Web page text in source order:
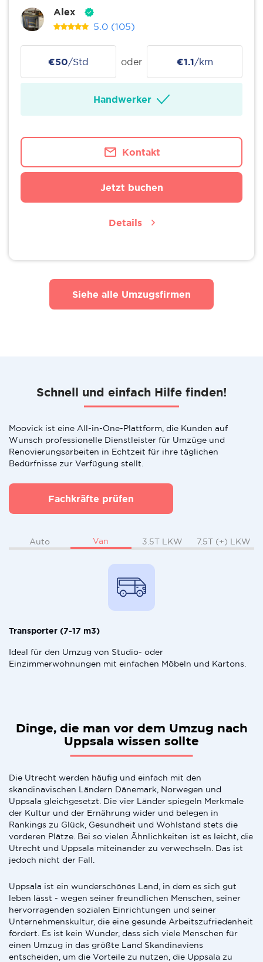
Alex
5.0 (105)
€50/Std oder €1.1/km
Handwerker
Kontakt
Jetzt buchen
Details
Siehe alle Umzugsfirmen
Schnell und einfach Hilfe finden!
Moovick ist eine All-in-One-Plattform, die Kunden auf
Wunsch professionelle Dienstleister für Umzüge und
Renovierungsarbeiten in Echtzeit für ihre täglichen
Bedürfnisse zur Verfügung stellt.
Fachkräfte prüfen
Auto Van 3.5T LKW 7.5T (+) LKW
Transporter (7-17 m3)
Ideal für den Umzug von Studio- oder
Einzimmerwohnungen mit einfachen Möbeln und Kartons.
Dinge, die man vor dem Umzug nach
Uppsala wissen sollte
Die Utrecht werden häufig und einfach mit den
skandinavischen Ländern Dänemark, Norwegen und
Uppsala gleichgesetzt. Die vier Länder spiegeln Merkmale
der Kultur und der Ernährung wider und belegen in
Rankings zu Glück, Gesundheit und Wohlstand stets die
vorderen Plätze. Bei so vielen Ähnlichkeiten ist es leicht, die
Utrecht und Uppsala miteinander zu verwechseln. Das ist
jedoch nicht der Fall.
Uppsala ist ein wunderschönes Land, in dem es sich gut
leben lässt - wegen seiner freundlichen Menschen, seiner
hervorragenden sozialen Einrichtungen und seiner
Unternehmenskultur, die eine gesunde Arbeitszufriedenheit
fördert. Es ist kein Wunder, dass sich viele Menschen für
einen Umzug in das größte Land Skandinaviens
entscheiden, um die Vorteile zu nutzen, die Uppsala zu